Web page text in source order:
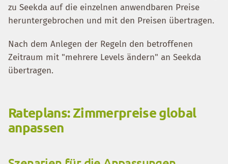
zu Seekda auf die einzelnen anwendbaren Preise
heruntergebrochen und mit den Preisen übertragen.
Nach dem Anlegen der Regeln den betroffenen
Zeitraum mit "mehrere Levels ändern" an Seekda
übertragen.
Rateplans: Zimmerpreise global
anpassen